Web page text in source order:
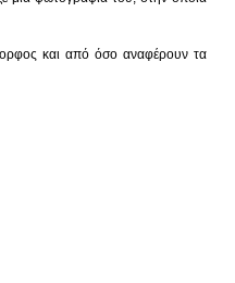
και από όσο αναφέρουν τα